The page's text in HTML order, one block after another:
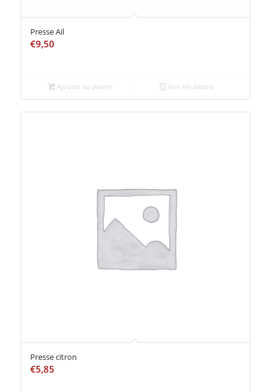
Presse Ail
€9,50
Ajouter au panier Voir les détails
Presse citron
€5,85